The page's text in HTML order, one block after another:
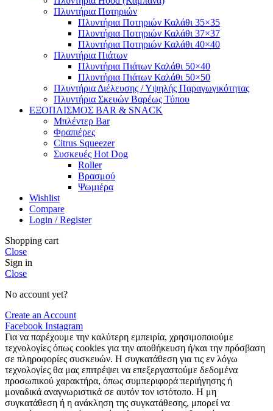
Πλυντήρια Ποτηριών
Πλυντήρια Ποτηριών Καλάθι 35×35
Πλυντήρια Ποτηριών Καλάθι 37×37
Πλυντήρια Ποτηριών Καλάθι 40×40
Πλυντήρια Πιάτων
Πλυντήρια Πιάτων Καλάθι 50×40
Πλυντήρια Πιάτων Καλάθι 50×50
Πλυντήρια Διέλευσης / Υψηλής Παραγωγικότητας
Πλυντήρια Σκευών Βαρέως Τύπου
ΕΞΟΠΛΙΣΜΟΣ BAR & SNACK
Μπλέντερ Bar
Φραπιέρες
Citrus Squeezer
Συσκευές Hot Dog
Roller
Βρασμού
Ψωμιέρα
Wishlist
Compare
Login / Register
Shopping cart
Close
Sign in
Close
No account yet?
Create an Account
Facebook Instagram
Για να παρέχουμε την καλύτερη εμπειρία, χρησιμοποιούμε
τεχνολογίες όπως cookies για την αποθήκευση ή/και την πρόσβαση
σε πληροφορίες συσκευών. Η συγκατάθεση για τις εν λόγω
τεχνολογίες θα μας επιτρέψει να επεξεργαστούμε δεδομένα
προσωπικού χαρακτήρα, όπως συμπεριφορά περιήγησης ή
μοναδικά αναγνωριστικά σε αυτόν τον ιστότοπο. Η μη
συγκατάθεση ή η ανάκληση της συγκατάθεσης, μπορεί να